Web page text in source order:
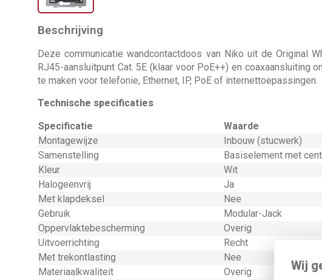
Wij
Beschrijving
Deze communicatie wandcontactdoos van Niko uit de Original
RJ45-aansluitpunt Cat. 5E (klaar voor PoE++) en coaxaansluiting
te maken voor telefonie, Ethernet, IP, PoE of internettoepassingen.
Technische specificaties
Specificatie
Waarde
Montagewijze
Inbouw (stucwerk)
Samenstelling
Basiselement met
Kleur
Wit
Halogeenvrij
Ja
Met klapdeksel
Nee
Gebruik
Modular-Jack
Oppervlaktebescherming
Overig
Uitvoerrichting
Recht
Met trekontlasting
Nee
Materiaalkwaliteit
Overig